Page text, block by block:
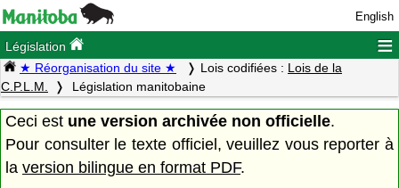
English
Législation ≡
★ Réorganisation du site ★ Lois codifiées : Lois de la
C.P.L.M.
Législation manitobaine
Ceci est une version archivée non officielle.
Pour consulter le texte officiel, veuillez vous reporter à
la version bilingue en format PDF.